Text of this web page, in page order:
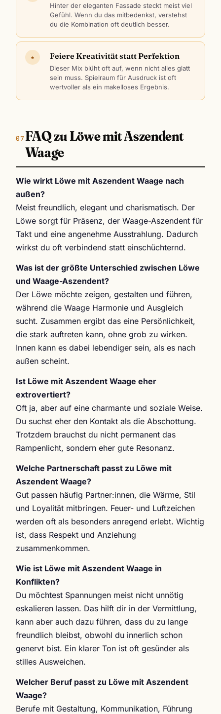
Hinter der eleganten Fassade steckt meist viel
Gefühl. Wenn du das mitbedenkst, verstehst
du die Kombination oft deutlich besser.
★ Feiere Kreativität statt Perfektion
Dieser Mix blüht oft auf, wenn nicht alles glatt
sein muss. Spielraum für Ausdruck ist oft
wertvoller als ein makelloses Ergebnis.
FAQ zu Löwe mit Aszendent
Waage
Wie wirkt Löwe mit Aszendent Waage nach
außen?
Meist freundlich, elegant und charismatisch. Der
Löwe sorgt für Präsenz, der Waage-Aszendent für
Takt und eine angenehme Ausstrahlung. Dadurch
wirkst du oft verbindend statt einschüchternd.
Was ist der größte Unterschied zwischen Löwe
und Waage-Aszendent?
Der Löwe möchte zeigen, gestalten und führen,
während die Waage Harmonie und Ausgleich
sucht. Zusammen ergibt das eine Persönlichkeit,
die stark auftreten kann, ohne grob zu wirken.
Innen kann es dabei lebendiger sein, als es nach
außen scheint.
Ist Löwe mit Aszendent Waage eher
extrovertiert?
Oft ja, aber auf eine charmante und soziale Weise.
Du suchst eher den Kontakt als die Abschottung.
Trotzdem brauchst du nicht permanent das
Rampenlicht, sondern eher gute Resonanz.
Welche Partnerschaft passt zu Löwe mit
Aszendent Waage?
Gut passen häufig Partner:innen, die Wärme, Stil
und Loyalität mitbringen. Feuer- und Luftzeichen
werden oft als besonders anregend erlebt. Wichtig
ist, dass Respekt und Anziehung
zusammenkommen.
Wie ist Löwe mit Aszendent Waage in
Konflikten?
Du möchtest Spannungen meist nicht unnötig
eskalieren lassen. Das hilft dir in der Vermittlung,
kann aber auch dazu führen, dass du zu lange
freundlich bleibst, obwohl du innerlich schon
genervt bist. Ein klarer Ton ist oft gesünder als
stilles Ausweichen.
Welcher Beruf passt zu Löwe mit Aszendent
Waage?
Berufe mit Gestaltung, Kommunikation, Führung